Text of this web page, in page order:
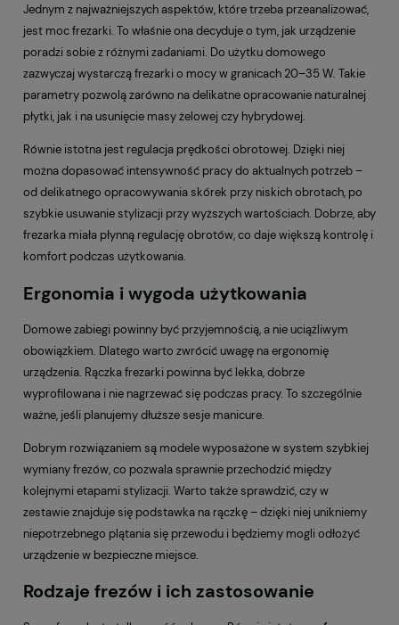
Jednym z najważniejszych aspektów, które trzeba przeanalizować,
jest moc frezarki. To właśnie ona decyduje o tym, jak urządzenie
poradzi sobie z różnymi zadaniami. Do użytku domowego
zazwyczaj wystarczą frezarki o mocy w granicach 20–35 W. Takie
parametry pozwolą zarówno na delikatne opracowanie naturalnej
płytki, jak i na usunięcie masy żelowej czy hybrydowej.
Równie istotna jest regulacja prędkości obrotowej. Dzięki niej
można dopasować intensywność pracy do aktualnych potrzeb –
od delikatnego opracowywania skórek przy niskich obrotach, po
szybkie usuwanie stylizacji przy wyższych wartościach. Dobrze, aby
frezarka miała płynną regulację obrotów, co daje większą kontrolę i
komfort podczas użytkowania.
Ergonomia i wygoda użytkowania
Domowe zabiegi powinny być przyjemnością, a nie uciążliwym
obowiązkiem. Dlatego warto zwrócić uwagę na ergonomię
urządzenia. Rączka frezarki powinna być lekka, dobrze
wyprofilowana i nie nagrzewać się podczas pracy. To szczególnie
ważne, jeśli planujemy dłuższe sesje manicure.
Dobrym rozwiązaniem są modele wyposażone w system szybkiej
wymiany frezów, co pozwala sprawnie przechodzić między
kolejnymi etapami stylizacji. Warto także sprawdzić, czy w
zestawie znajduje się podstawka na rączkę – dzięki niej unikniemy
niepotrzebnego plątania się przewodu i będziemy mogli odłożyć
urządzenie w bezpieczne miejsce.
Rodzaje frezów i ich zastosowanie